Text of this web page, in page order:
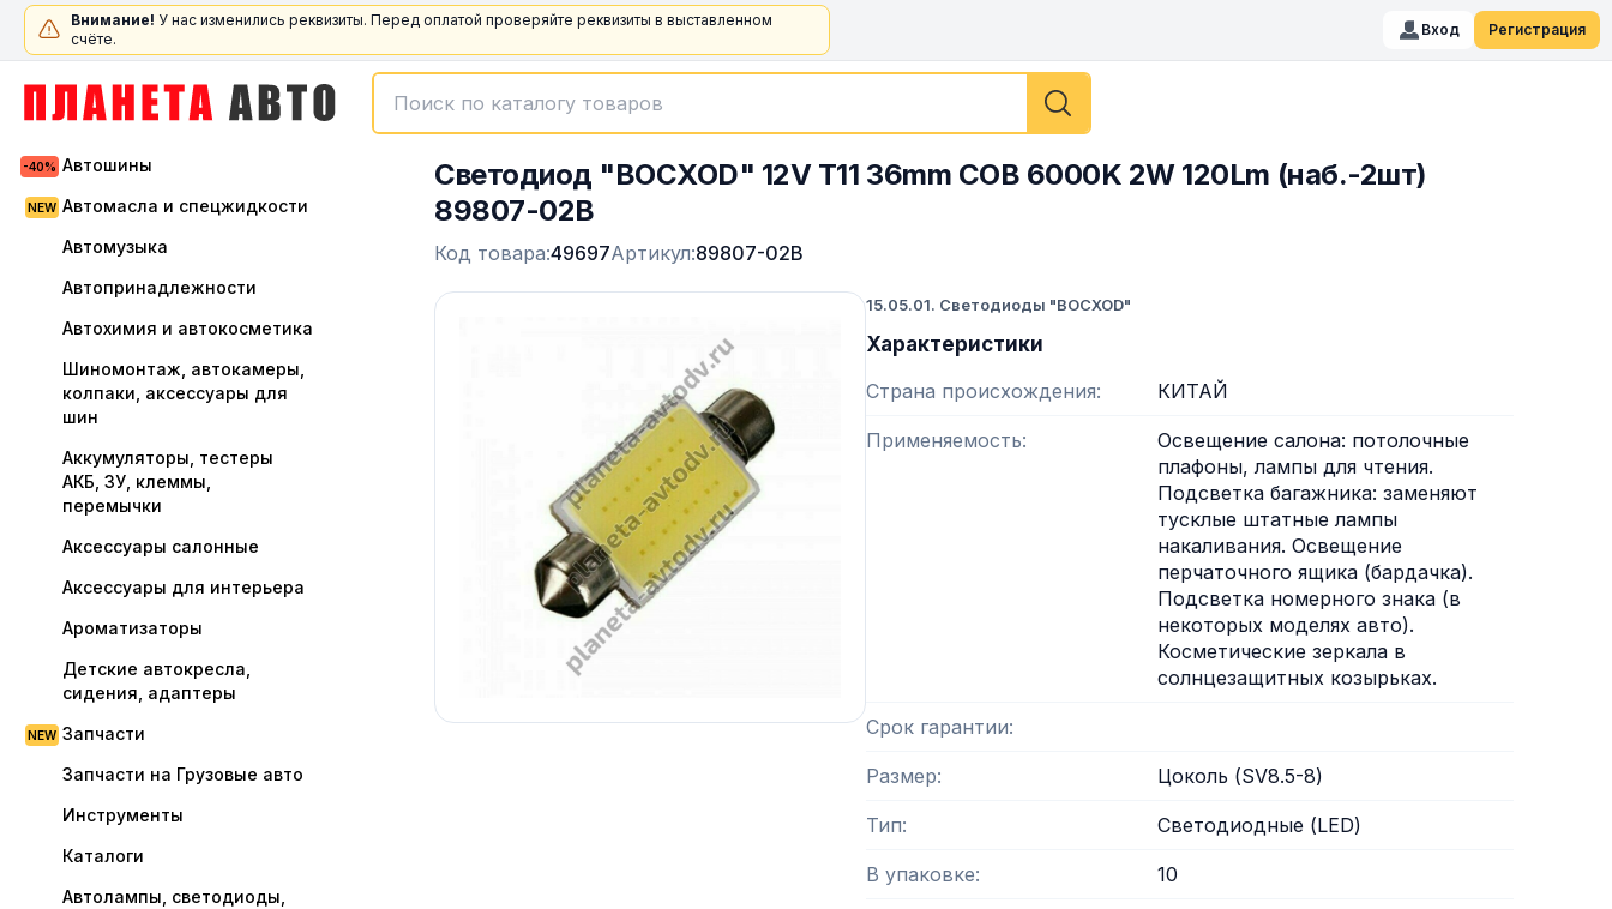
Внимание! У нас изменились реквизиты. Перед оплатой проверяйте реквизиты в выставленном
счёте.
Вход Регистрация
Автошины
Автомасла и спецжидкости
Автомузыка
Автопринадлежности
Автохимия и автокосметика
Шиномонтаж, автокамеры,
колпаки, аксессуары для
шин
Аккумуляторы, тестеры
АКБ, ЗУ, клеммы,
перемычки
Аксессуары салонные
Аксессуары для интерьера
Ароматизаторы
Детские автокресла,
сидения, адаптеры
Запчасти
Запчасти на Грузовые авто
Инструменты
Каталоги
Автолампы, светодиоды,
Светодиод "ВОСХОD" 12V T11 36mm COB 6000K 2W 120Lm (наб.-2шт)
89807-02B
Код товара:49697Артикул:89807-02B
15.05.01. Светодиоды "ВОСХОD"
Характеристики
Страна происхождения
КИТАЙ
Применяемость
Освещение салона: потолочные
плафоны, лампы для чтения.
Подсветка багажника: заменяют
тусклые штатные лампы
накаливания. Освещение
перчаточного ящика (бардачка).
Подсветка номерного знака (в
некоторых моделях авто).
Косметические зеркала в
солнцезащитных козырьках.
Срок гарантии
Размер Цоколь (SV8.5-8)
Тип Светодиодные (LED)
В упаковке 10